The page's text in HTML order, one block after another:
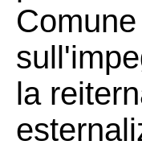
la